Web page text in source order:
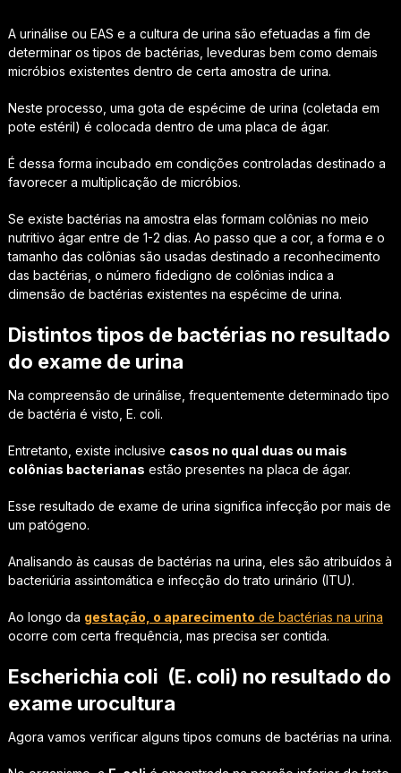
A urinálise ou EAS e a cultura de urina são efetuadas a fim de
determinar os tipos de bactérias, leveduras bem como demais
micróbios existentes dentro de certa amostra de urina.
Neste processo, uma gota de espécime de urina (coletada em
pote estéril) é colocada dentro de uma placa de ágar.
É dessa forma incubado em condições controladas destinado a
favorecer a multiplicação de micróbios.
Se existe bactérias na amostra elas formam colônias no meio
nutritivo ágar entre de 1-2 dias. Ao passo que a cor, a forma e o
tamanho das colônias são usadas ​​destinado a reconhecimento
das bactérias, o número fidedigno de colônias indica a
dimensão de bactérias existentes na espécime de urina.
Distintos tipos de bactérias no resultado
do exame de urina
Na compreensão de urinálise, frequentemente determinado tipo
de bactéria é visto, E. coli.
Entretanto, existe inclusive casos no qual duas ou mais
colônias bacterianas estão presentes na placa de ágar.
Esse resultado de exame de urina significa infecção por mais de
um patógeno.
Analisando às causas de bactérias na urina, eles são atribuídos à
bacteriúria assintomática e infecção do trato urinário (ITU).
Ao longo da gestação, o aparecimento de bactérias na urina
ocorre com certa frequência, mas precisa ser contida.
Escherichia coli (E. coli) no resultado do
exame urocultura
Agora vamos verificar alguns tipos comuns de bactérias na urina.